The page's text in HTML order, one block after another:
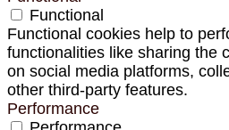
Functional
Functional cookies help to
functionalities like sharing the
on social media platforms,
other third-party features.
Performance